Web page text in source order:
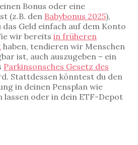
Bonus oder eine
(z.B. den Babybonus 2025),
das Geld einfach auf dem Konto
wir bereits in früheren
haben, tendieren wir Menschen
ist, auch auszugeben – ein
Parkinsonsches Gesetz des
Stattdessen könntest du den
in deinen Pensplan wie
oder in dein ETF-Depot